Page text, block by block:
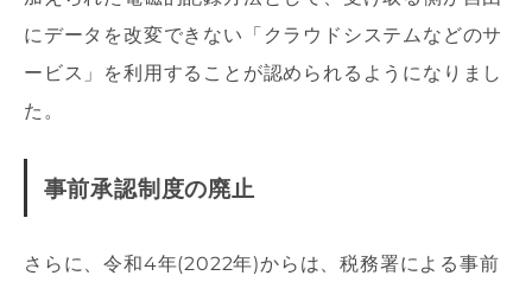
にデータを改変できない「クラウドシステムなどのサ
ービス」を利用することが認められるようになりまし
た。
事前承認制度の廃止
さらに、令和4年(2022年)からは、税務署による事前